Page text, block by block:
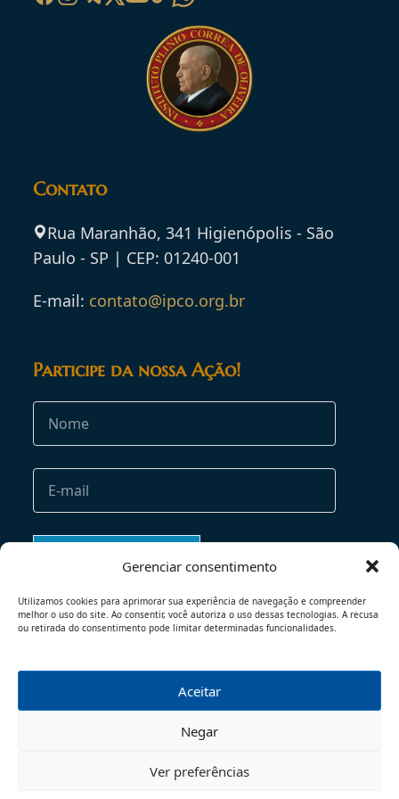
Gerenciar consentimento
Utilizamos cookies para aprimorar sua experiência de navegação e compreender
melhor o uso do site. Ao consentir, você autoriza o uso dessas tecnologias. A recusa
ou retirada do consentimento pode limitar determinadas funcionalidades.
Aceitar
Negar
Ver preferências
Contato
Rua Maranhão, 341 Higienópolis - São
Paulo - SP | CEP: 01240-001
E-mail: contato@ipco.org.br
Participe da nossa Ação!
POLÍTICA DE PRIVACIDADE
© 2026 - TODOS OS DIREITOS RESERVADOS